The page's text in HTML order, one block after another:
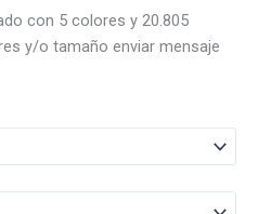
con 5 colores y 20.805
y/o tamaño enviar mensaje